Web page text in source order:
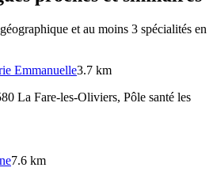
et au moins 3 spécialités en
Emmanuelle3.7 km
La Fare-les-Oliviers, Pôle santé les
7.6 km